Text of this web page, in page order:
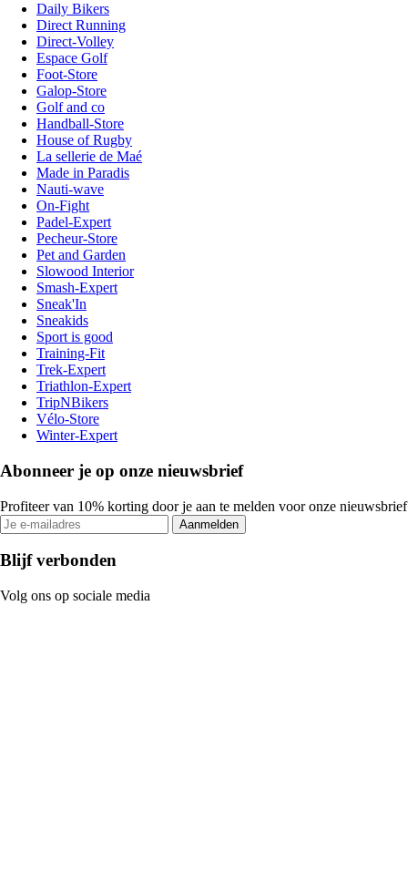
Daily Bikers
Direct Running
Direct-Volley
Espace Golf
Foot-Store
Galop-Store
Golf and co
Handball-Store
House of Rugby
La sellerie de Maé
Made in Paradis
Nauti-wave
On-Fight
Padel-Expert
Pecheur-Store
Pet and Garden
Slowood Interior
Smash-Expert
Sneak'In
Sneakids
Sport is good
Training-Fit
Trek-Expert
Triathlon-Expert
TripNBikers
Vélo-Store
Winter-Expert
Abonneer je op onze nieuwsbrief
Profiteer van 10% korting door je aan te melden voor onze nieuwsbrief
Aanmelden
Blijf verbonden
Volg ons op sociale media